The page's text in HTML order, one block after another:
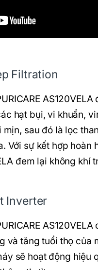
Filtration
hạt bụi, vi khuẩn,
sau đó là lọc
Với sự kết hợp
đem lại không
Inverter
và tăng tuổi thọ của
sẽ hoạt động